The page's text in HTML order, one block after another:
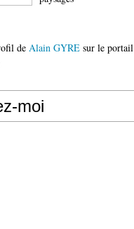
de Alain GYRE sur le portail
moi